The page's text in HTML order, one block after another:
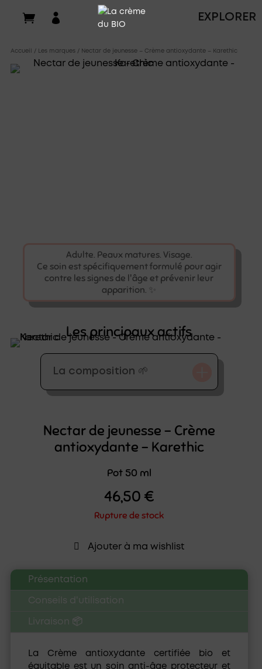
EXPLORER

Accueil / Les marques / Nectar de jeunesse – Crème antioxydante – Karethic
Adulte. Peaux matures. Visage.
Ce soin est spécifiquement formulé pour agir
contre les signes de l'âge et prévenir leur
apparition. ✨
Les principaux actifs
La composition 🌱
Nectar de jeunesse – Crème
antioxydante – Karethic
Pot 50 ml
46,50€
Rupture de stock
Ajouter à ma wishlist
Présentation
Conseils d'utilisation
Livraison 📦
La Crème antioxydante certifiée bio et
équitable est un soin anti-âge protecteur et